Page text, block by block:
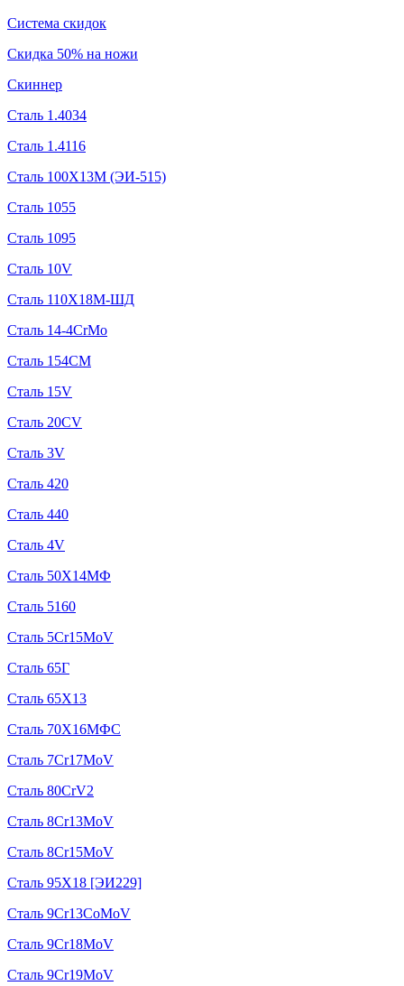
Система скидок
Скидка 50% на ножи
Скиннер
Сталь 1.4034
Сталь 1.4116
Сталь 100Х13М (ЭИ-515)
Сталь 1055
Сталь 1095
Сталь 10V
Сталь 110Х18М-ШД
Сталь 14-4CrMo
Сталь 154CM
Сталь 15V
Сталь 20CV
Сталь 3V
Сталь 420
Сталь 440
Сталь 4V
Сталь 50Х14МФ
Сталь 5160
Сталь 5Cr15MoV
Сталь 65Г
Сталь 65Х13
Сталь 70Х16МФС
Сталь 7Cr17MoV
Сталь 80CrV2
Сталь 8Cr13MoV
Сталь 8Cr15MoV
Сталь 95Х18 [ЭИ229]
Сталь 9Cr13CoMoV
Сталь 9Cr18MoV
Сталь 9Cr19MoV